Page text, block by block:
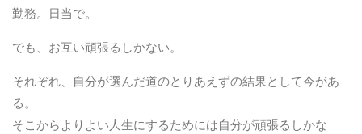
勤務。日当で。
でも、お互い頑張るしかない。
それぞれ、自分が選んだ道のとりあえずの結果として今があ
る。
そこからよりよい人生にするためには自分が頑張るしかな